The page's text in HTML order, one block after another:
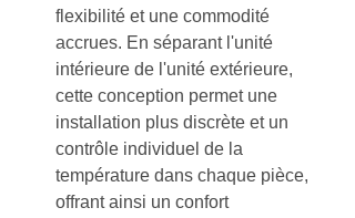
flexibilité et une commodité
accrues. En séparant l'unité
intérieure de l'unité extérieure,
cette conception permet une
installation plus discrète et un
contrôle individuel de la
température dans chaque pièce,
offrant ainsi un confort